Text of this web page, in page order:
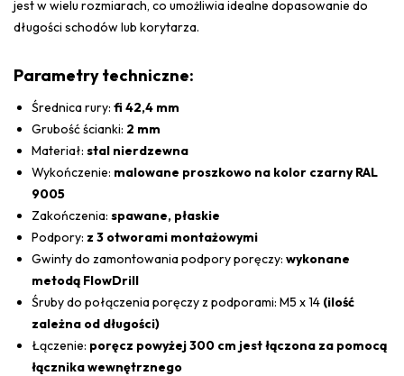
jest w wielu rozmiarach, co umożliwia idealne dopasowanie do
długości schodów lub korytarza.
Parametry techniczne:
Średnica rury: fi 42,4 mm
Grubość ścianki: 2 mm
Materiał: stal nierdzewna
Wykończenie: malowane proszkowo na kolor czarny RAL
9005
Zakończenia: spawane, płaskie
Podpory: z 3 otworami montażowymi
Gwinty do zamontowania podpory poręczy: wykonane
metodą FlowDrill
Śruby do połączenia poręczy z podporami: M5 x 14 (ilość
zależna od długości)
Łączenie: poręcz powyżej 300 cm jest łączona za pomocą
łącznika wewnętrznego